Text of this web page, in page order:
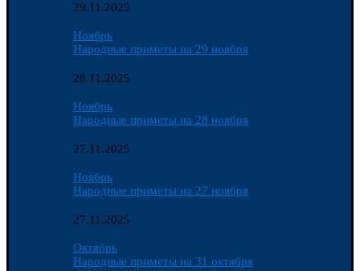
29.11.2025
Ноябрь
Народные приметы на 29 ноября
28.11.2025
Ноябрь
Народные приметы на 28 ноября
27.11.2025
Ноябрь
Народные приметы на 27 ноября
27.11.2025
Октябрь
Народные приметы на 31 октября